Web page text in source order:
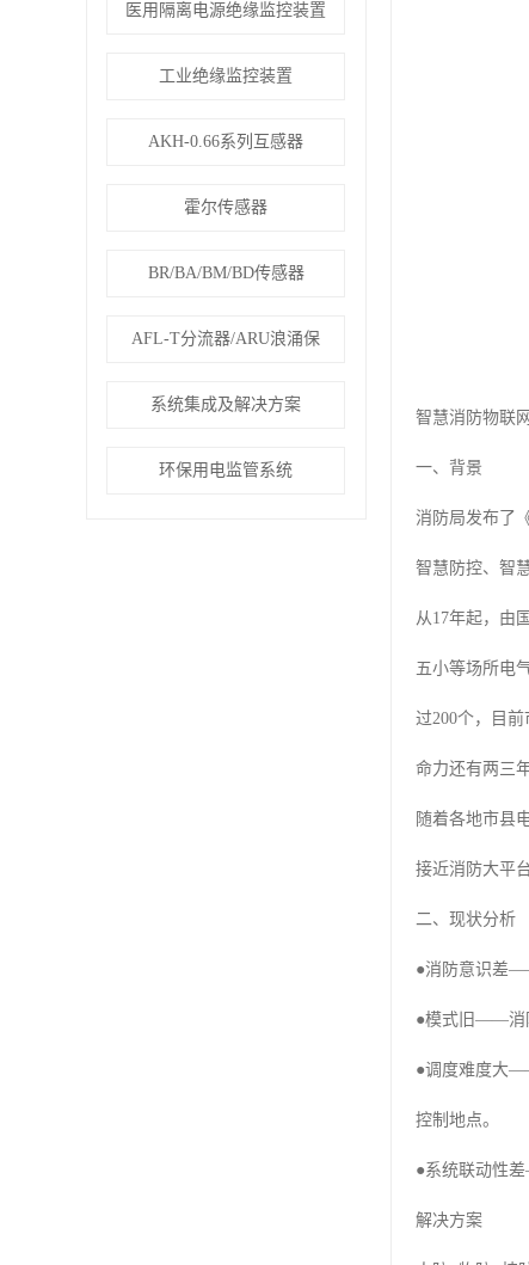
医用隔离电源绝缘监控装置
工业绝缘监控装置
AKH-0.66系列互感器
霍尔传感器
BR/BA/BM/BD传感器
AFL-T分流器/ARU浪涌保
系统集成及解决方案
环保用电监管系统
智慧消防物联
一、背景
消防局发布了
智慧防控、智
从17年起，由
五小等场所电
过200个，目
命力还有两三
随着各地市县
接近消防大平
二、现状分析
●消防意识差
●模式旧——消
●调度难度大
控制地点。
●系统联动性
解决方案